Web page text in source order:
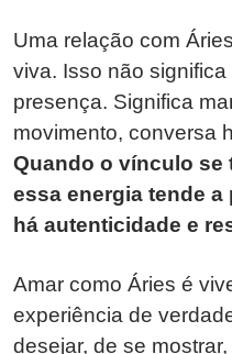
Uma relação com
viva. Isso não
presença. Significa
movimento, conversa
Quando o vínculo se
essa energia tende
há autenticidade e
Amar como Áries é
experiência de
desejar, de se